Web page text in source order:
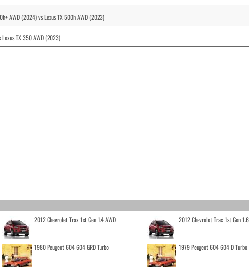
AWD (2024) vs Lexus TX 500h AWD (2023)
Lexus TX 350 AWD (2023)
2012 Chevrolet Trax 1st Gen 1.4 AWD 2012 Chevrolet Trax 1st Gen 1.6
1980 Peugeot 604 604 GRD Turbo 1979 Peugeot 604 604 D Turbo